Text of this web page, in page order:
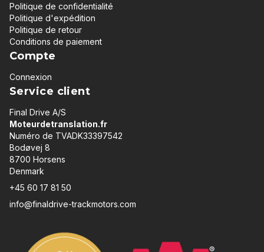
Politique de confidentialité
Politique d'expédition
Politique de retour
Conditions de paiement
Compte
Connexion
Service client
Final Drive A/S
Moteurdetranslation.fr
Numéro de TVADK33397542
Bodøvej 8
8700 Horsens
Denmark
+45 60 17 81 50
info@finaldrive-trackmotors.com